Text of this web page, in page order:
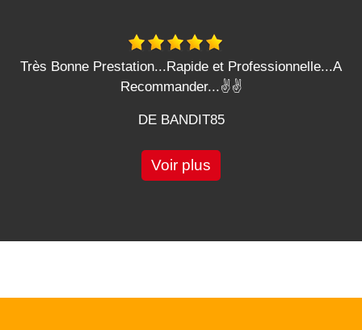
Très Bonne Prestation...Rapide et Professionnelle...A
Recommander...✌️✌️
DE BANDIT85
Voir plus